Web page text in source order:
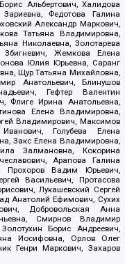
Альбертович, Халидова
Федотова Галина
Александр Маркович,
Татьяна Владимировна,
Николаевна, Золотарева
Збигневич, Жемкова Елена
Юлия Юрьевна, Саранг
Щур Татьяна Михайловна,
Анатольевич, Блинушов
Гефтер Валентин
Флиге Ирина Анатольевна,
Елена Владимировна,
Владимирович, Максимов
Голубева Елена
Закс Елена Владимировна,
Залмановна, Кокорина
Арапова Галина
Прохоров Вадим Юрьевич,
Васильевич, Протасова
Лукашевский Сергей
Анатолий Ефимович, Сухих
Добровольская Анна
Смирнов Владимир
Борис Андреевич,
Иосифовна, Орлов Олег
Генри Маркович, Захаров